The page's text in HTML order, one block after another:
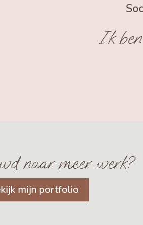
Ik
naar meer werk?
mijn portfolio